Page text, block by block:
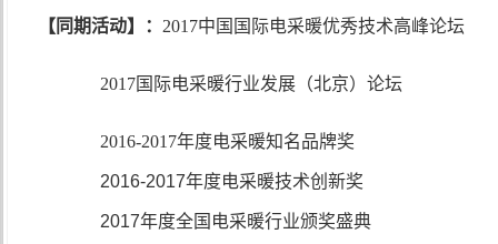
【同期活动】： 2017中国国际电采暖优秀技术高峰论坛
2017国际电采暖行业发展（北京）论坛
2016-2017年度电采暖知名品牌奖
2016-2017年度电采暖技术创新奖
2017年度全国电采暖行业颁奖盛典